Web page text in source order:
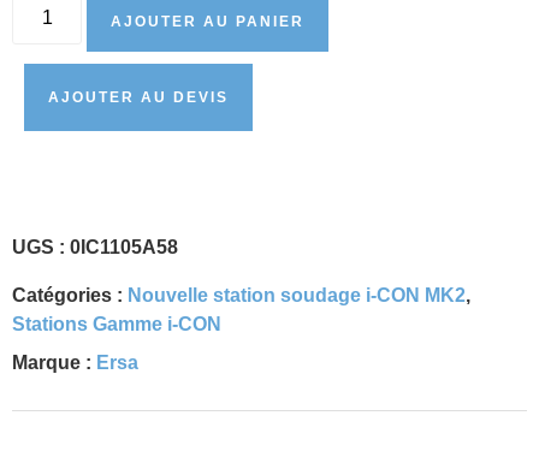
AJOUTER AU PANIER
AJOUTER AU DEVIS
UGS : 0IC1105A58
Catégories : Nouvelle station soudage i-CON MK2,
Stations Gamme i-CON
Marque : Ersa